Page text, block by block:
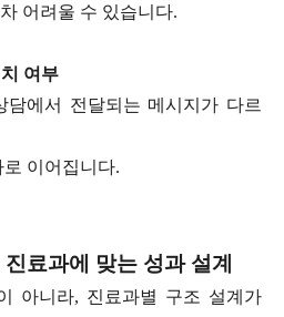
어려울 수 있습니다.
여부
담에서 전달되는 메시지가 다르
이어집니다.
료과에 맞는 성과 설계
아니라, 진료과별 구조 설계가